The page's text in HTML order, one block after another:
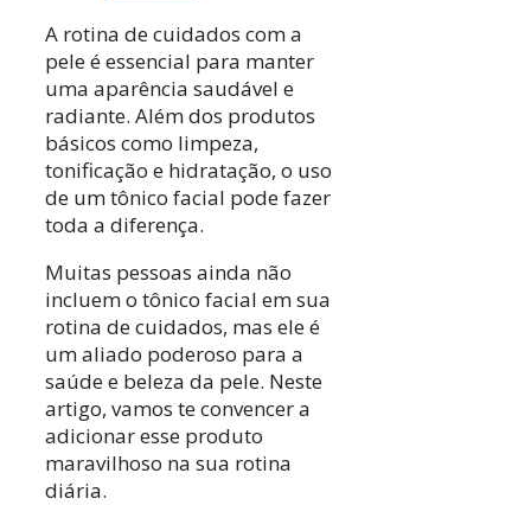
A rotina de cuidados com a
pele é essencial para manter
uma aparência saudável e
radiante. Além dos produtos
básicos como limpeza,
tonificação e hidratação, o uso
de um tônico facial pode fazer
toda a diferença.
Muitas pessoas ainda não
incluem o tônico facial em sua
rotina de cuidados, mas ele é
um aliado poderoso para a
saúde e beleza da pele. Neste
artigo, vamos te convencer a
adicionar esse produto
maravilhoso na sua rotina
diária.